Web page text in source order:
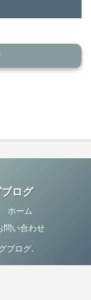
ログ
ホーム
問い合わせ
ブログ.